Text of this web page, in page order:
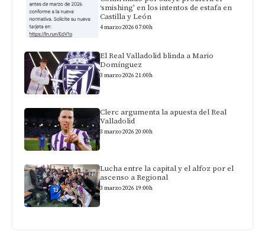
‘smishing’ en los intentos de estafa en
Castilla y León
4 marzo 2026 07:00h
El Real Valladolid blinda a Mario
Domínguez
3 marzo 2026 21:00h
Clerc argumenta la apuesta del Real
Valladolid
3 marzo 2026 20:00h
Lucha entre la capital y el alfoz por el
ascenso a Regional
3 marzo 2026 19:00h